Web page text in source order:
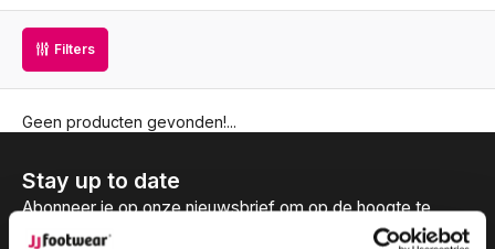
Filters
Geen producten gevonden!...
Stay up to date
Abonneer je op onze nieuwsbrief om op de hoogte te
blijven.